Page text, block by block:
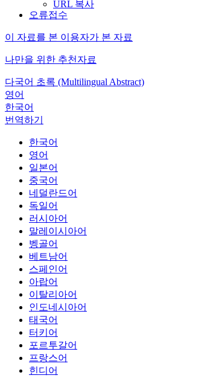
URL 복사
오류접수
이 자료를 본 이용자가 본 자료
나만을 위한 추천자료
다국어 초록 (Multilingual Abstract)
영어
한국어
번역하기
한국어
영어
일본어
중국어
네덜란드어
독일어
러시아어
말레이시아어
벵골어
베트남어
스페인어
아랍어
이탈리아어
인도네시아어
태국어
터키어
포르투갈어
프랑스어
힌디어